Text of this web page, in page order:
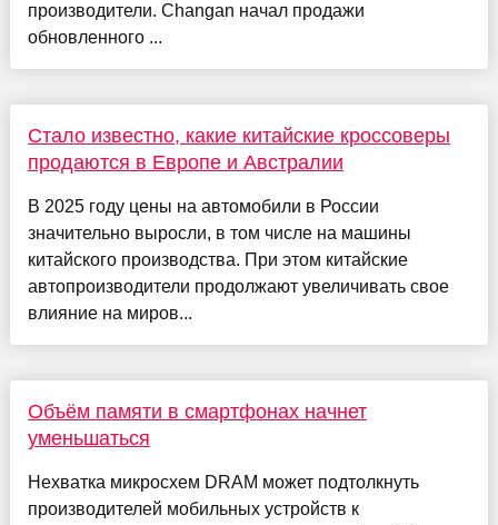
производители. Changan начал продажи
обновленного ...
Стало известно, какие китайские кроссоверы
продаются в Европе и Австралии
В 2025 году цены на автомобили в России
значительно выросли, в том числе на машины
китайского производства. При этом китайские
автопроизводители продолжают увеличивать свое
влияние на миров...
Объём памяти в смартфонах начнет
уменьшаться
Нехватка микросхем DRAM может подтолкнуть
производителей мобильных устройств к